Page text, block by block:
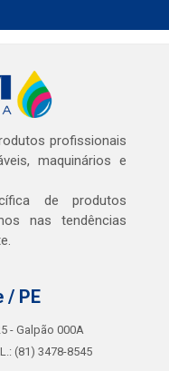
profissionais
maquinários e
de produtos
nas tendências
/ PE
- Galpão 000A
(81) 3478-8545